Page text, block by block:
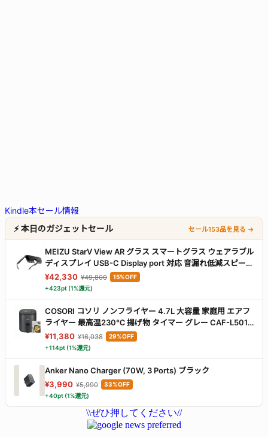
Kindle本セール情報
⚡ 本日のガジェットセール
セール153品を見る →
MEIZU StarV View AR グラス スマートグラス ウェアラブル
ディスプレイ USB-C Display port 対応 音漏れ低減スピーカ
ー内蔵/視度調整機能付き(近視の方でもそのまま装着OK)/
プロジェクター/120Hz (ネビュラノワール（グレー）)
¥42,330 ¥49,800
15%OFF
+423pt (1%還元)
COSORI コソリ ノンフライヤー 4.7L 大容量 家庭用 エアフ
ライヤー 最高温230℃ 揚げ物 タイマー グレー CAF-L501-
KJP
¥11,380 ¥16,038
29%OFF
+114pt (1%還元)
Anker Nano Charger (70W, 3 Ports) ブラック
¥3,990 ¥5,990
33%OFF
+40pt (1%還元)
\\ぜひ押してください//